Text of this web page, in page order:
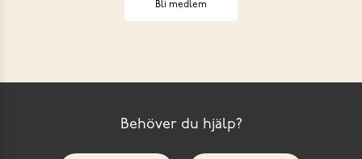
Bli medlem
Behöver du hjälp?